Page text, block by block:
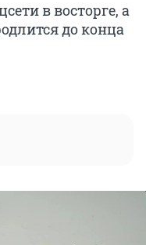
в восторге, а
до конца